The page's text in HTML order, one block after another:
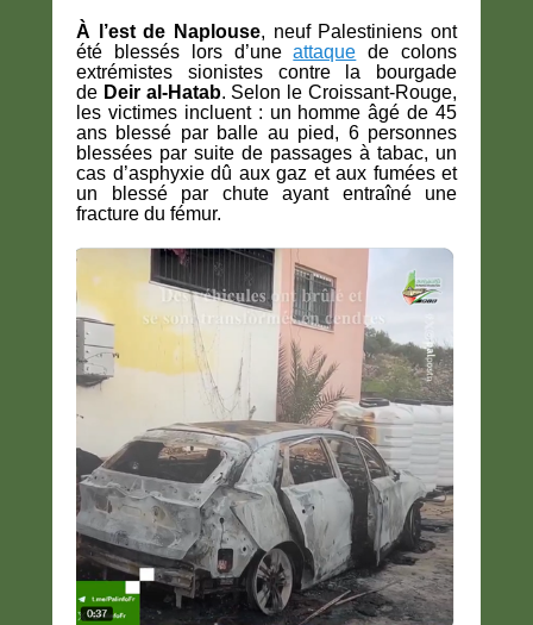
À l’est de Naplouse, neuf Palestiniens ont
été blesséslors d’uneattaque de colons
extrémistes sionistes contre la bourgade
de Deir al-Hatab. Selon le Croissant-Rouge,
les victimes incluent : un homme âgé de 45
ans blessé par balle au pied, 6 personnes
blessées par suite de passages à tabac, un
cas d’asphyxie dû aux gaz et aux fumées et
un blessé par chute ayant entraîné une
fracture du fémur.